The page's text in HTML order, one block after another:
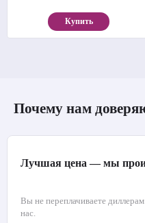
Купить
Почему нам
Лучшая цена — мы
Вы не переплачиваете
нас.